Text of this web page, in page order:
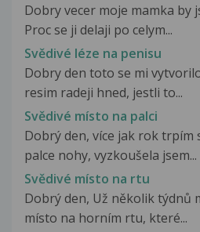
Dobry vecer moje mamka by
Proc se ji delaji po celym...
Svědivé léze na penisu
Dobry den toto se mi
resim radeji hned, jestli to...
Svědivé místo na palci
Dobrý den, více jak rok trpím
palce nohy, vyzkoušela jsem...
Svědivé místo na rtu
Dobrý den, Už několik týdnů
místo na horním rtu, které...